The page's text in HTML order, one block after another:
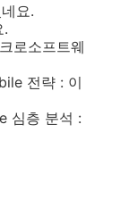
요.
.
로소프트웨
전략 : 이
심층 분석 :